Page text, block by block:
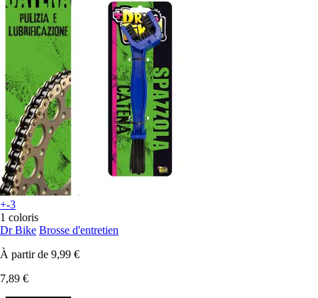
+-3
1 coloris
Dr Bike Brosse d'entretien
À partir de 9,99 €
7,89 €